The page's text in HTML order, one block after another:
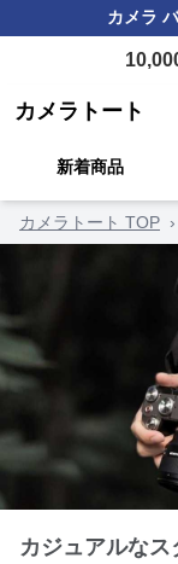
カメラ
カメラトート
新着商品
カメラトート TOP ›
カジュアルな